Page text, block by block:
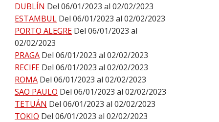
DUBLÍN Del 06/01/2023 al 02/02/2023
ESTAMBUL Del 06/01/2023 al 02/02/2023
PORTO ALEGRE Del 06/01/2023 al
02/02/2023
PRAGA Del 06/01/2023 al 02/02/2023
RECIFE Del 06/01/2023 al 02/02/2023
ROMA Del 06/01/2023 al 02/02/2023
SAO PAULO Del 06/01/2023 al 02/02/2023
TETUÁN Del 06/01/2023 al 02/02/2023
TOKIO Del 06/01/2023 al 02/02/2023